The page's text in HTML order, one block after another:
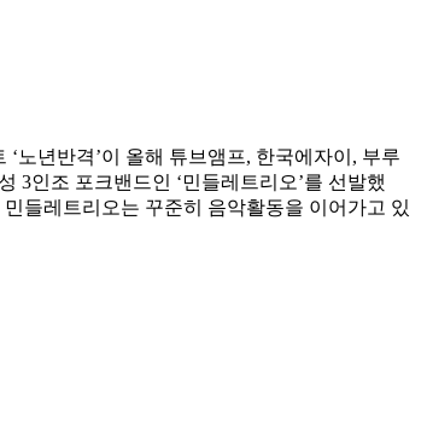
노년반격’이 올해 튜브앰프, 한국에자이, 부루
3인조 포크밴드인 ‘민들레트리오’를 선발했
들레트리오는 꾸준히 음악활동을 이어가고 있